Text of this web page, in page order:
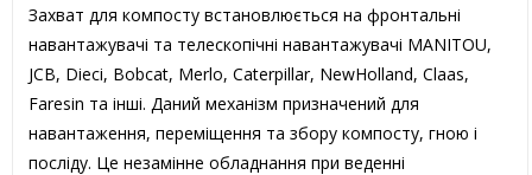
Захват для компосту встановлюється на фронтальні
навантажувачі та телескопічні навантажувачі MANITOU,
JCB, Dieci, Bobсat, Merlo, Caterpillar, NewHolland, Claas,
Faresin та інші. Даний механізм призначений для
навантаження, переміщення та збору компосту, гною і
посліду. Це незамінне обладнання при веденні